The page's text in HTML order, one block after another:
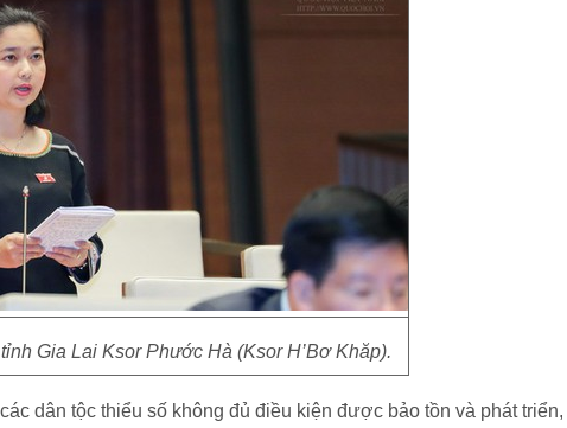
Gia Lai Ksor Phước Hà (Ksor H’Bơ Khăp).
dân tộc thiểu số không đủ điều kiện được bảo tồn và phát triển,